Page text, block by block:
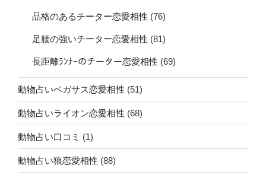
品格のあるチーター恋愛相性 (76)
足腰の強いチーター恋愛相性 (81)
長距離ﾗﾝﾅｰのチーター恋愛相性 (69)
動物占いペガサス恋愛相性 (51)
動物占いライオン恋愛相性 (68)
動物占い口コミ (1)
動物占い狼恋愛相性 (88)